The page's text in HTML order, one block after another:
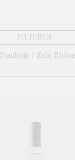
FILTEREN
Frankrijk / Zuid Rhône